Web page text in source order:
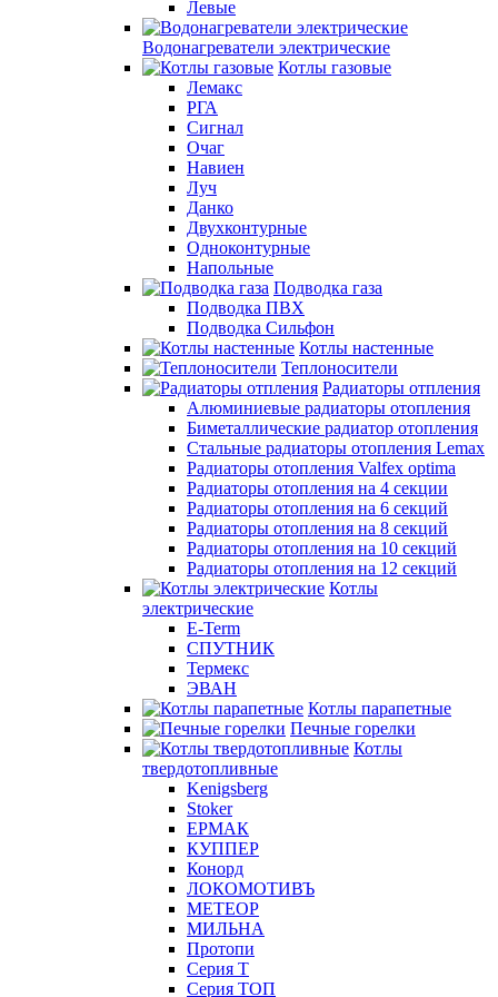
Левые
Водонагреватели электрические
Котлы газовые
Лемакс
РГА
Сигнал
Очаг
Навиен
Луч
Данко
Двухконтурные
Одноконтурные
Напольные
Подводка газа
Подводка ПВХ
Подводка Сильфон
Котлы настенные
Теплоносители
Радиаторы отпления
Алюминиевые радиаторы отопления
Биметаллические радиатор отопления
Стальные радиаторы отопления Lemax
Радиаторы отопления Valfex optima
Радиаторы отопления на 4 секции
Радиаторы отопления на 6 секций
Радиаторы отопления на 8 секций
Радиаторы отопления на 10 секций
Радиаторы отопления на 12 секций
Котлы
электрические
E-Term
СПУТНИК
Термекс
ЭВАН
Котлы парапетные
Печные горелки
Котлы
твердотопливные
Kenigsberg
Stoker
ЕРМАК
КУППЕР
Конорд
ЛОКОМОТИВЪ
МЕТЕОР
МИЛЬНА
Протопи
Серия Т
Серия ТОП